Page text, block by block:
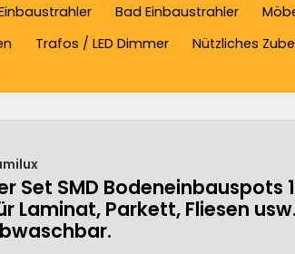
Bad Einbaustrahler
Trafos / LED Dimmer Nützliches
Set SMD Bodeneinbauspots
Laminat, Parkett, Fliesen